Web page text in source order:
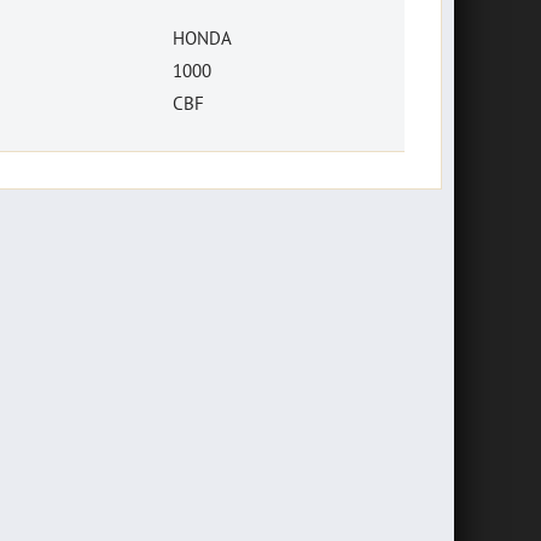
HONDA
1000
CBF